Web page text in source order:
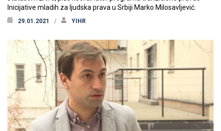
Inicijative mladih za ljudska prava u Srbiji Marko Milosavljević.
29.01.2021 YIHR